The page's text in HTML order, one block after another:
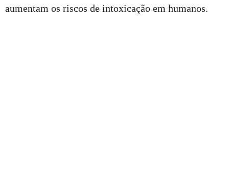
aumentam os riscos de intoxicação em humanos.